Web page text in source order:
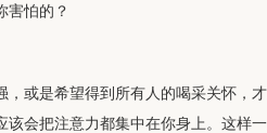
害怕的？
，或是希望得到所有人的喝采关怀，
该会把注意力都集中在你身上。这样